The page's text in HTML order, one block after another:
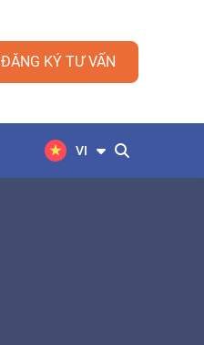
ĐĂNG KÝ TƯ VẤN
VI